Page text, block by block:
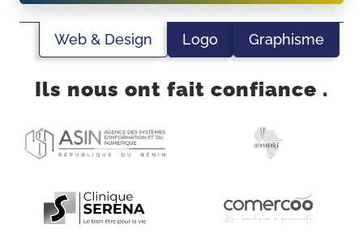
Web & Design Logo Graphisme
Ils nous ont fait confiance .